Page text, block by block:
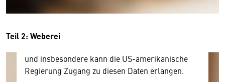
Teil 2: Weberei
und Nutzerverhalten mitunter mit US-
Diese Daten unterliegen keinem dem EU-
und insbesondere kann die US-amerikanische
Regierung Zugang zu diesen Daten erlangen.